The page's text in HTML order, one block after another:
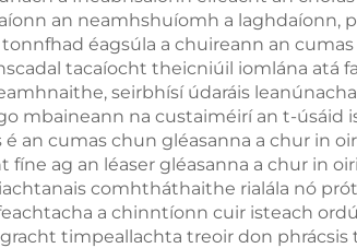
an neamhshuíomh a laghdaíonn,
éagsúla a chuireann an
tacaíocht theicniúil iomlána atá
seirbhísí údaráis
mbaineann na custaiméirí an t-úsáid
é an cumas chun gléasanna a chur in
fíne ag an léaser gléasanna a chur in
comhtháthaithe rialála nó
a chinntíonn cuir isteach
timpeallachta treoir don